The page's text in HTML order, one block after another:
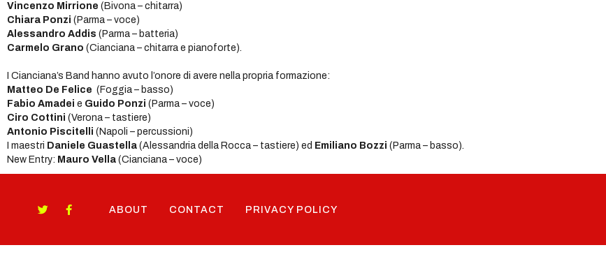
Vincenzo Mirrione (Bivona – chitarra)
Chiara Ponzi (Parma – voce)
Alessandro Addis (Parma – batteria)
Carmelo Grano (Cianciana – chitarra e pianoforte).
I Cianciana’s Band hanno avuto l’onore di avere nella propria formazione:
Matteo De Felice (Foggia – basso)
Fabio Amadei e Guido Ponzi (Parma – voce)
Ciro Cottini (Verona – tastiere)
Antonio Piscitelli (Napoli – percussioni)
I maestri Daniele Guastella (Alessandria della Rocca – tastiere) ed Emiliano Bozzi (Parma – basso).
New Entry: Mauro Vella (Cianciana – voce)
ABOUT CONTACT PRIVACY POLICY